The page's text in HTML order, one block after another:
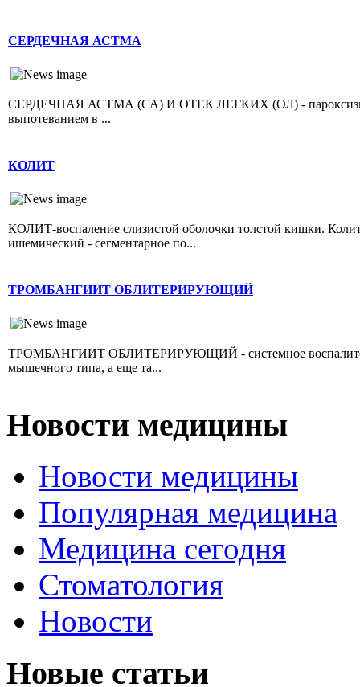
СЕРДЕЧНАЯ АСТМА
СЕРДЕЧНАЯ АСТМА (СА) И ОТЕК ЛЕГКИХ (ОЛ) -
выпотеванием в ...
КОЛИТ
КОЛИТ-воспаление слизистой оболочки толстой кишки.
ишемический - сегментарное по...
ТРОМБАНГИИТ ОБЛИТЕРИРУЮЩИЙ
ТРОМБАНГИИТ ОБЛИТЕРИРУЮЩИЙ - системное
мышечного типа, а еще та...
Новости медицины
Новости медицины
Популярная медицина
Медицина сегодня
Стоматология
Новости
Новые статьи